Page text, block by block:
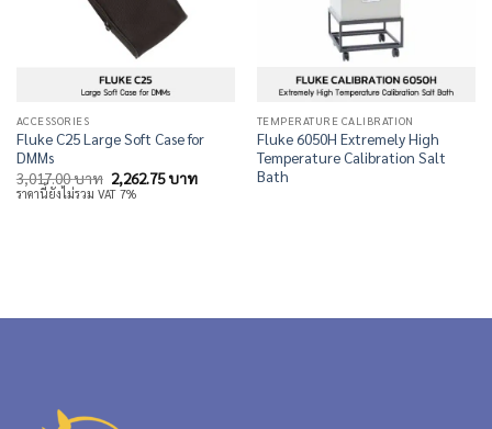
ACCESSORIES
Fluke C25 Large Soft Case for
DMMs
3,017.00บาท Original
price
was:
2,262.75บาทCurrent
price
ราคานี้ยังไม่รวม VAT 7%
TEMPERATURE CALIBRATION
Fluke 6050H Extremely High
Temperature Calibration Salt
Bath